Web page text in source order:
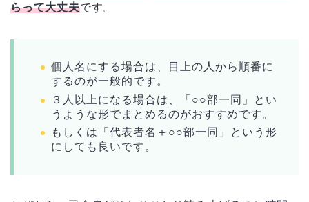
らって大丈夫です。
個人名にする場合は、目上の人から順番に
するのが一般的です。
３人以上になる場合は、「○○部一同」とい
うような形でまとめるのがおすすめです。
もしくは「代表者名＋○○部一同」という形
にしても良いです。